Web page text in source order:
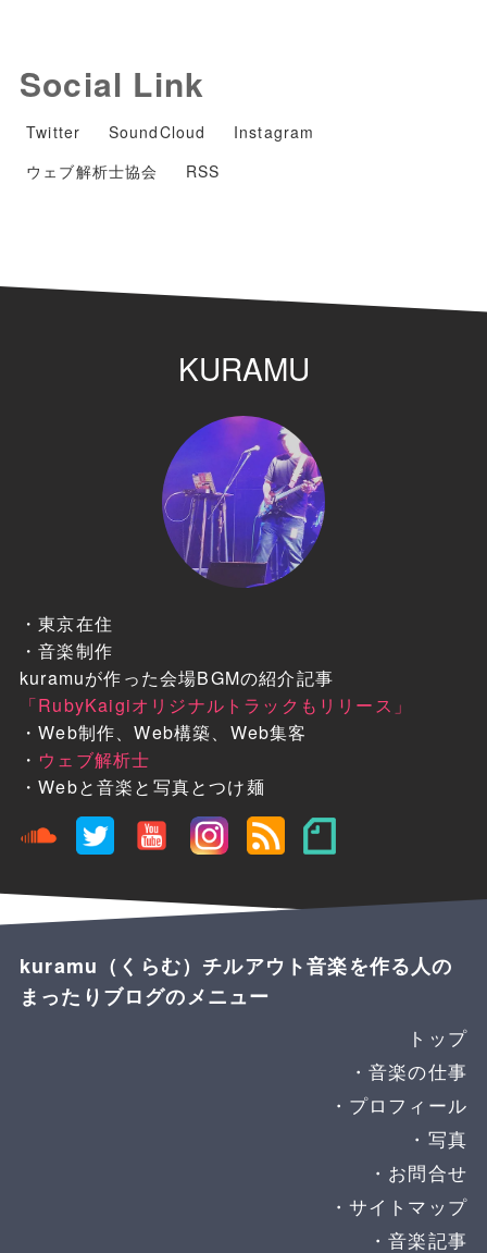
Social Link
Twitter SoundCloud
Instagram
ウェブ解析士協会
RSS
KURAMU
・東京在住
・音楽制作
kuramuが作った会場BGMの紹介記事
「RubyKaigiオリジナルトラックもリリース」
・Web制作、Web構築、Web集客
・ ウェブ解析士
・Webと音楽と写真とつけ麺
kuramu（くらむ）チルアウト音楽を作る人の
まったりブログのメニュー
トップ
音楽の仕事
プロフィール
写真
お問合せ
サイトマップ
音楽記事